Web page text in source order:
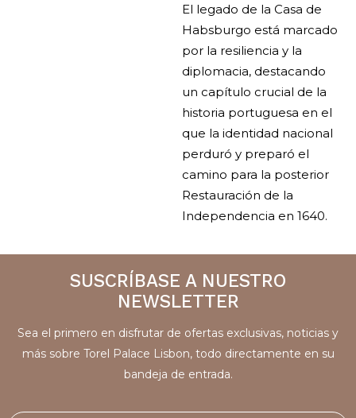
El legado de la Casa de
Habsburgo está marcado
por la resiliencia y la
diplomacia, destacando
un capítulo crucial de la
historia portuguesa en el
que la identidad nacional
perduró y preparó el
camino para la posterior
Restauración de la
Independencia en 1640.
SUSCRÍBASE A NUESTRO
NEWSLETTER
Sea el primero en disfrutar de ofertas exclusivas, noticias y
más sobre Torel Palace Lisbon, todo directamente en su
bandeja de entrada.